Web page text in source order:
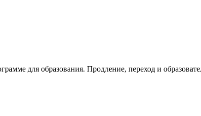
для образования. Продление, переход и